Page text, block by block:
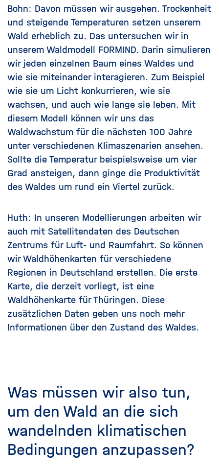
Bohn: Davon müssen wir ausgehen. Trockenheit
und steigende Temperaturen setzen unserem
Wald erheblich zu. Das untersuchen wir in
unserem Waldmodell FORMIND. Darin simulieren
wir jeden einzelnen Baum eines Waldes und
wie sie miteinander interagieren. Zum Beispiel
wie sie um Licht konkurrieren, wie sie
wachsen, und auch wie lange sie leben. Mit
diesem Modell können wir uns das
Waldwachstum für die nächsten 100 Jahre
unter verschiedenen Klimaszenarien ansehen.
Sollte die Temperatur beispielsweise um vier
Grad ansteigen, dann ginge die Produktivität
des Waldes um rund ein Viertel zurück.
Huth: In unseren Modellierungen arbeiten wir
auch mit Satellitendaten des Deutschen
Zentrums für Luft- und Raumfahrt. So können
wir Waldhöhenkarten für verschiedene
Regionen in Deutschland erstellen. Die erste
Karte, die derzeit vorliegt, ist eine
Waldhöhenkarte für Thüringen. Diese
zusätzlichen Daten geben uns noch mehr
Informationen über den Zustand des Waldes.
Was müssen wir also tun,
um den Wald an die sich
wandelnden klimatischen
Bedingungen anzupassen?